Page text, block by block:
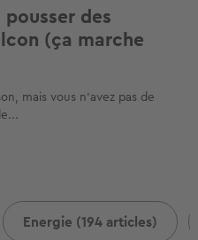
des
(ça marche
mais vous n’avez pas de
Energie (194 articles)